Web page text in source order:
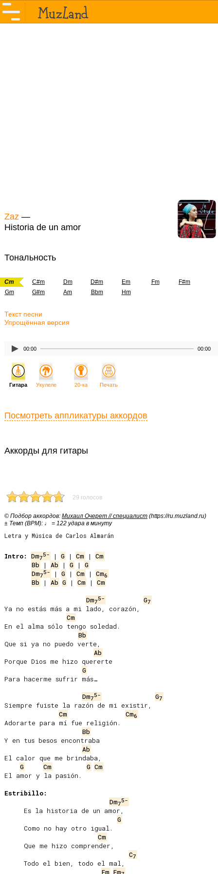
Zaz —
Historia de un amor
Тональность
Cm C#m Dm D#m Em Fm
F#m
Gm
G#m Am Bbm Hm
Текст песни
Упрощённая версия
00:00 00:00
Аккорды для гитары
29 голосов
© Подбор аккордов: Михаил Очерет // специалист (https://ru.muzland.ru)
± Темп (BPM): ♩ = 122 удара в минуту
Letra y Música de Carlos Almarán
Intro: Dm75- | G | Cm | Cm
Bb | Ab | G | G
Dm75- | G | Cm | Cm6
Bb | Ab G | Cm | Cm
Dm75- G7
Ya no estás más a mi lado, corazón,
Cm
En el alma sólo tengo soledad.
Bb
Que si ya no puedo verte,
Ab
Porque Dios me hizo quererte
G
Para hacerme sufrir más…
Dm75- G7
Siempre fuiste la razón de mi existir,
Cm
Cm6
Adorarte para mí fue religión.
Bb
Y en tus besos encontraba
Ab
El calor que me brindaba,
G
Cm G Cm
El amor y la pasión.
Estribillo:
Dm75-
G
Cm
C7
Fm Fm
Гитара Укулеле 20-ка Печать
Посмотреть аппликатуры аккордов